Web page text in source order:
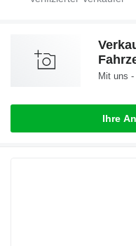
Mit uns
Ihre